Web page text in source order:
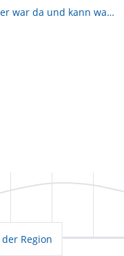
Hotel Lara Beach in Antalya Lara .... Wer war da und kann was dazu sagen !?!?
Region